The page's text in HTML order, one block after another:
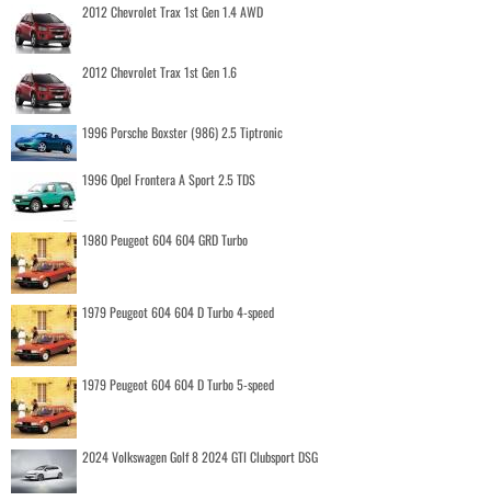
2012 Chevrolet Trax 1st Gen 1.4 AWD
2012 Chevrolet Trax 1st Gen 1.6
1996 Porsche Boxster (986) 2.5 Tiptronic
1996 Opel Frontera A Sport 2.5 TDS
1980 Peugeot 604 604 GRD Turbo
1979 Peugeot 604 604 D Turbo 4-speed
1979 Peugeot 604 604 D Turbo 5-speed
2024 Volkswagen Golf 8 2024 GTI Clubsport DSG